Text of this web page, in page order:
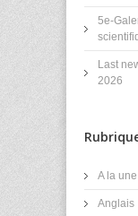
5e-
Last
2026
A la une
Anglais